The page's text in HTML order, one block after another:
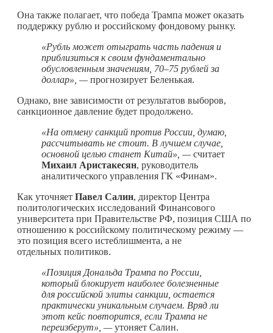
Она также полагает, что победа Трампа может оказать
поддержку рублю и российскому фондовому рынку.
«Рубль может отыграть часть падения и
приблизиться к своим фундаментально
обусловленным значениям, 70–75 рублей за
доллар», —прогнозирует Беленькая.
Однако, вне зависимости от результатов выборов,
санкционное давление будет продолжено.
«На отмену санкций против России, думаю,
рассчитывать не стоит. В лучшем случае,
основной целью станет Китай», —считает
Михаил Аристакесян, руководитель
аналитического управления ГК «Финам».
Как уточняет Павел Салин, директор Центра
политологических исследований Финансового
университета при Правительстве РФ, позиция США по
отношению к российскому политическому режиму —
это позиция всего истеблишмента, а не
отдельных политиков.
«Позиция Дональда Трампа по России,
который блокирует наиболее болезненные
для российской элиты санкции, остается
практически уникальным случаем. Вряд ли
этот кейс повторится, если Трампа не
переизберут», —утоняет Салин.